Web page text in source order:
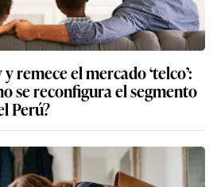
remece el mercado ‘telco’:
se reconfigura el segmento
Perú?